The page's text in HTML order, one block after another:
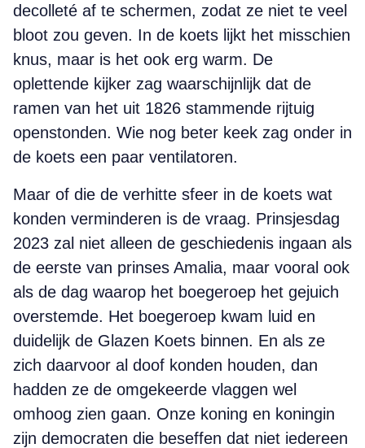
decolleté af te schermen, zodat ze niet te veel
bloot zou geven. In de koets lijkt het misschien
knus, maar is het ook erg warm. De
oplettende kijker zag waarschijnlijk dat de
ramen van het uit 1826 stammende rijtuig
openstonden. Wie nog beter keek zag onder in
de koets een paar ventilatoren.
Maar of die de verhitte sfeer in de koets wat
konden verminderen is de vraag. Prinsjesdag
2023 zal niet alleen de geschiedenis ingaan als
de eerste van prinses Amalia, maar vooral ook
als de dag waarop het boegeroep het gejuich
overstemde. Het boegeroep kwam luid en
duidelijk de Glazen Koets binnen. En als ze
zich daarvoor al doof konden houden, dan
hadden ze de omgekeerde vlaggen wel
omhoog zien gaan. Onze koning en koningin
zijn democraten die beseffen dat niet iedereen